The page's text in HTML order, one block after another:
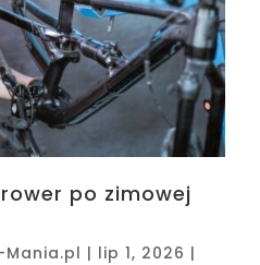
po zimowej
Mania.pl | lip 1, 2026 |